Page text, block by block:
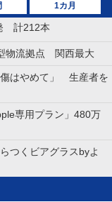
1カ月
計212本
物流拠点 関西最大
傷はやめて」 生産者を
専用プラン」480万
つくビアグラスbyよ